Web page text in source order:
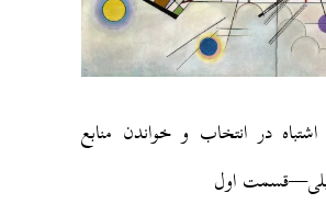
در انتخاب و خواندن منابع
اول